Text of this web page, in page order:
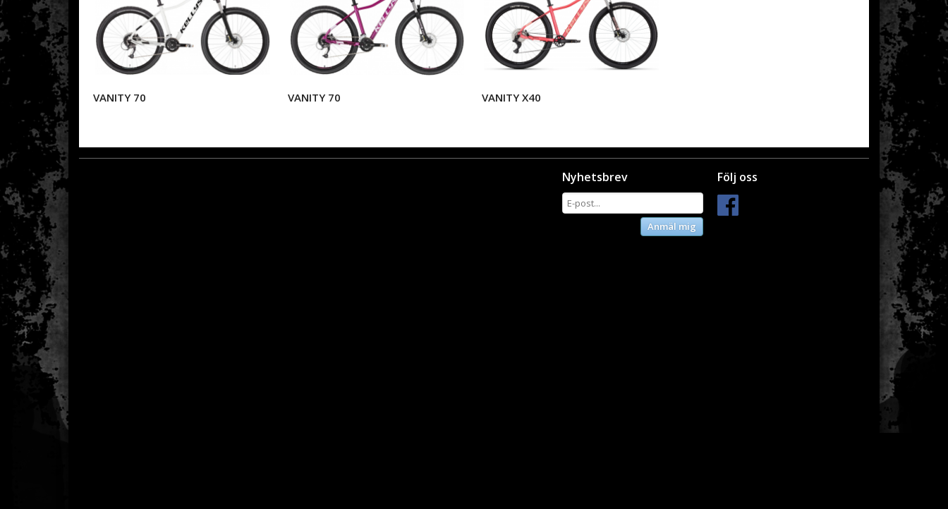
VANITY 70 VANITY 70 VANITY X40
Följ oss
Nyhetsbrev
Anmäl mig